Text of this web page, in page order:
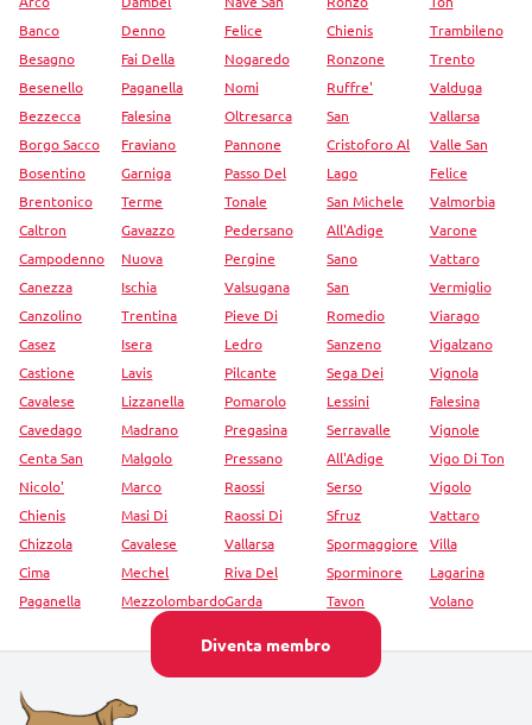
Diventa membro
Banco
Besagno
Besenello
Bezzecca
Borgo Sacco
Bosentino
Brentonico
Caltron
Campodenno
Canezza
Canzolino
Casez
Castione
Cavalese
Cavedago
Centa San
Nicolo'
Chienis
Chizzola
Cima
Paganella
Denno
Fai Della
Paganella
Falesina
Fraviano
Garniga
Terme
Gavazzo
Nuova
Ischia
Trentina
Isera
Lavis
Lizzanella
Madrano
Malgolo
Marco
Masi Di
Cavalese
Mechel
Mezzolombardo
Felice
Nogaredo
Nomi
Oltresarca
Pannone
Passo Del
Tonale
Pedersano
Pergine
Valsugana
Pieve Di
Ledro
Pilcante
Pomarolo
Pregasina
Pressano
Raossi
Raossi Di
Vallarsa
Riva Del
Garda
Chienis
Ronzone
Ruffre'
San
Cristoforo Al
Lago
San Michele
All'Adige
Sano
San
Romedio
Sanzeno
Sega Dei
Lessini
Serravalle
All'Adige
Serso
Sfruz
Spormaggiore
Sporminore
Tavon
Trambileno
Trento
Valduga
Vallarsa
Valle San
Felice
Valmorbia
Varone
Vattaro
Vermiglio
Viarago
Vigalzano
Vignola
Falesina
Vignole
Vigo Di Ton
Vigolo
Vattaro
Villa
Lagarina
Volano